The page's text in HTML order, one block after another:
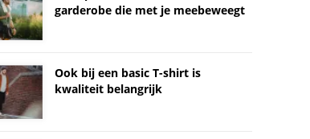
garderobe die met je meebeweegt
Ook bij een basic T-shirt is
kwaliteit belangrijk